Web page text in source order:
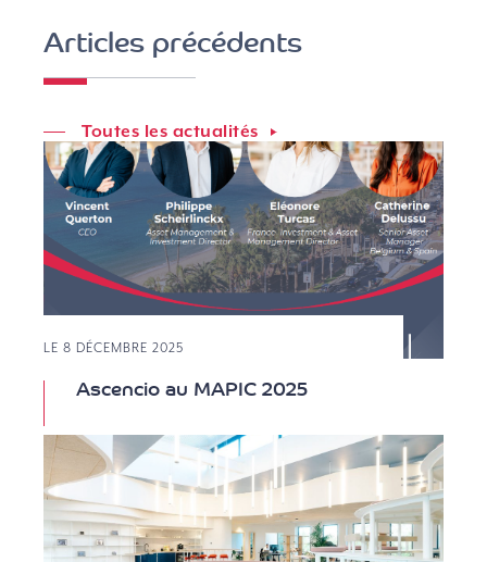
Articles précédents
Toutes les actualités
LE 8 DÉCEMBRE 2025
Ascencio au MAPIC 2025